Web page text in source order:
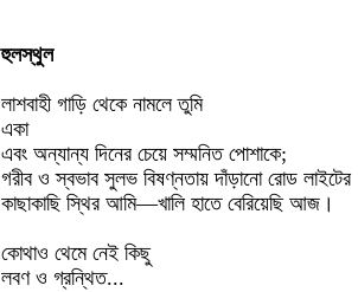
হুলস্থুল
লাশবাহী গাড়ি থেকে নামলে তুমি
একা
এবং অন্যান্য দিনের চেয়ে সম্মনিত পোশাকে;
গরীব ও স্বভাব সুলভ বিষণ্নতায় দাঁড়ানো রোড লাইটের
কাছাকাছি স্থির আমি—খালি হাতে বেরিয়েছি আজ।
কোথাও থেমে নেই কিছু
লবণ ও গ্রন্থিত...